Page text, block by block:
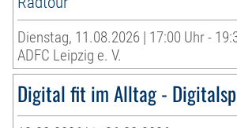
Dienstag, 11.08.2026 | 17:00 Uhr -
ADFC Leipzig e. V.
Digital fit im Alltag -